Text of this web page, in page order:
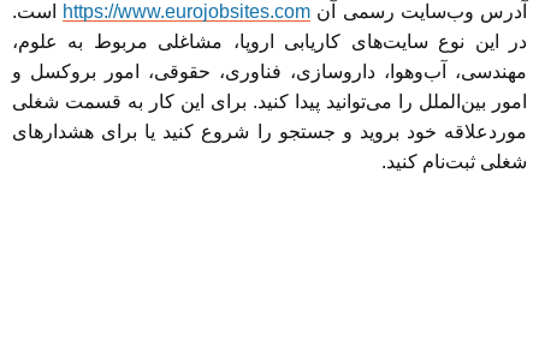
آدرس وب‌سایت رسمی آن https://www.eurojobsites.com
است.
در این نوع سایت‌های کاریابی اروپا، مشاغلی مربوط به علوم،
مهندسی، آب‌وهوا، داروسازی، فناوری، حقوقی، امور بروکسل و
امور بین‌الملل را می‌توانید پیدا کنید. برای این کار به قسمت شغلی
موردعلاقه خود بروید و جستجو را شروع کنید یا برای هشدارهای
شغلی ثبت‌نام کنید.